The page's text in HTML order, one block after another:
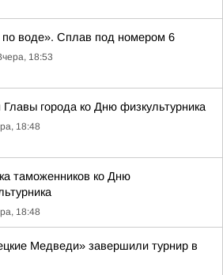
воде». Сплав под номером 6
18:53
города ко Дню физкультурника
18:48
таможенников ко Дню
18:48
Медведи» завершили турнир в